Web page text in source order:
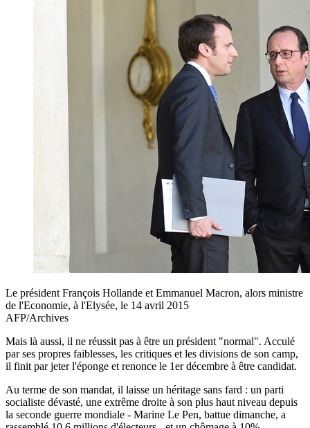
Le président François Hollande et Emmanuel Macron, alors ministre
de l'Economie, à l'Elysée, le 14 avril 2015
AFP/Archives
Mais là aussi, il ne réussit pas à être un président "normal". Acculé
par ses propres faiblesses, les critiques et les divisions de son camp,
il finit par jeter l'éponge et renonce le 1er décembre à être candidat.
Au terme de son mandat, il laisse un héritage sans fard : un parti
socialiste dévasté, une extrême droite à son plus haut niveau depuis
la seconde guerre mondiale - Marine Le Pen, battue dimanche, a